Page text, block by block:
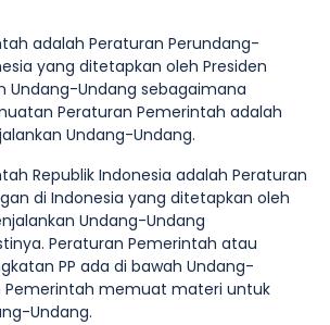
adalah Peraturan Perundang-
yang ditetapkan oleh Presiden
Undang-Undang sebagaimana
Peraturan Pemerintah adalah
Undang-Undang.
Republik Indonesia adalah Peraturan
di Indonesia yang ditetapkan oleh
Undang-Undang
Peraturan Pemerintah atau
PP ada di bawah Undang-
Pemerintah memuat materi untuk
Undang.